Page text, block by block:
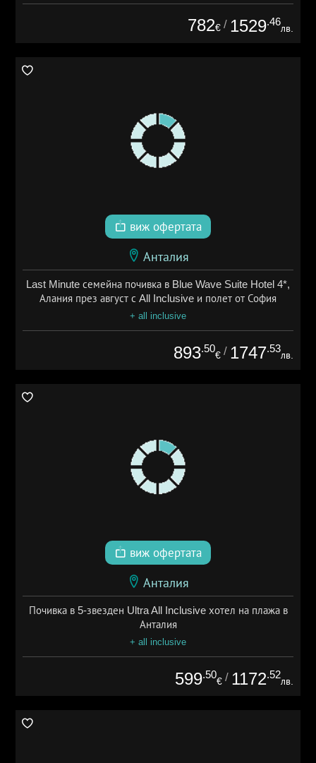
782€ / 1529.46
лв.
виж офертата
Анталия
Last Minute семейна почивка в Blue Wave Suite Hotel 4*,
Алания през август с All Inclusive и полет от София
+ all inclusive
893.50
€ / 1747.53
лв.
виж офертата
Анталия
Почивка в 5-звезден Ultra All Inclusive хотел на плажа в
Анталия
+ all inclusive
599.50
€ / 1172.52
лв.